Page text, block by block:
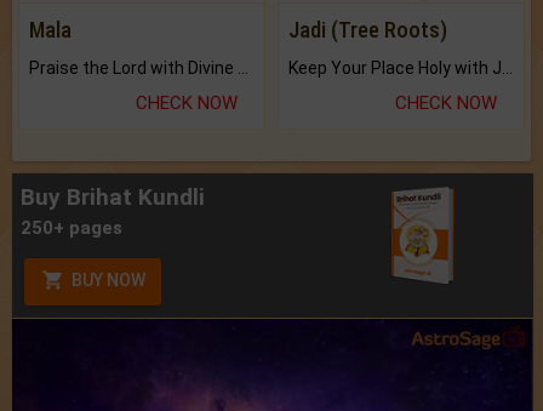
Mala
Praise the Lord with Divine Energies of Mala.
CHECK NOW
Jadi (Tree Roots)
Keep Your Place Holy with Jadi.
CHECK NOW
Buy Brihat Kundli
250+ pages
BUY NOW